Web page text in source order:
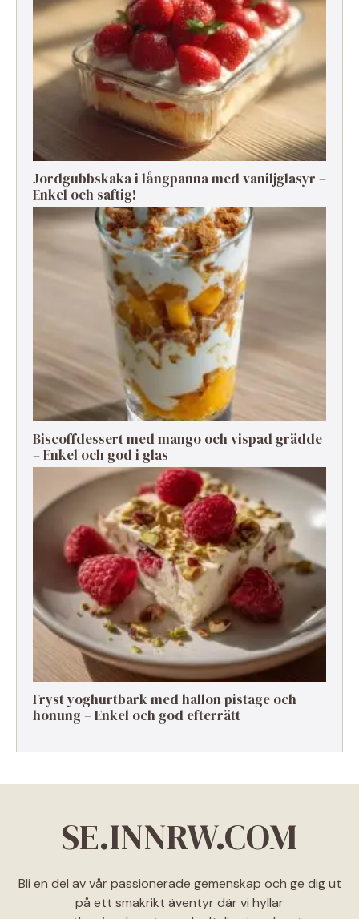
Jordgubbskaka i långpanna med vaniljglasyr –
Enkel och saftig!
Biscoffdessert med mango och vispad grädde
– Enkel och god i glas
Fryst yoghurtbark med hallon pistage och
honung – Enkel och god efterrätt
SE.INNRW.COM
Bli en del av vår passionerade gemenskap och ge dig ut
på ett smakrikt äventyr där vi hyllar